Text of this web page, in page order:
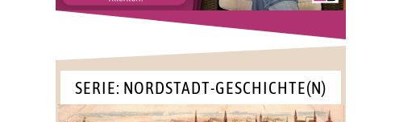
SERIE: NORDSTADT-GESCHICHTE(N)